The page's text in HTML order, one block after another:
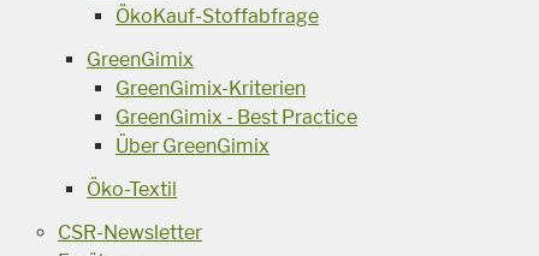
ÖkoKauf-Stoffabfrage
GreenGimix
GreenGimix-Kriterien
GreenGimix - Best Practice
Über GreenGimix
Öko-Textil
CSR-Newsletter